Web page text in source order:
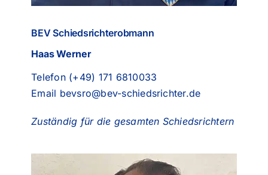
BEV Schiedsrichterobmann
Haas Werner
Telefon (+49) 171 6810033
Email bevsro@bev-schiedsrichter.de
Zuständig für die gesamten Schiedsrichtern